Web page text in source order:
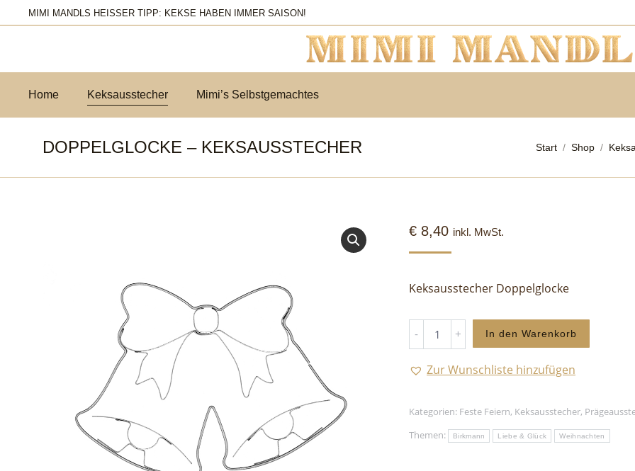
MIMI MANDLS HEISSER TIPP: KEKSE HABEN IMMER SAISON!
Home Keksausstecher Mimi’s Selbstgemachtes
DOPPELGLOCKE – KEKSAUSSTECHER Sie befinden sich
Start Shop
€ 8,40 inkl. MwSt.
Keksausstecher Doppelglocke
Doppelglocke
-
Keksausstecher
In den Warenkorb
Zur Wunschliste hinzufügen
Kategorien: Feste Feiern, Keksausstecher,
Themen:
Birkmann Liebe & Glück Weihnachten